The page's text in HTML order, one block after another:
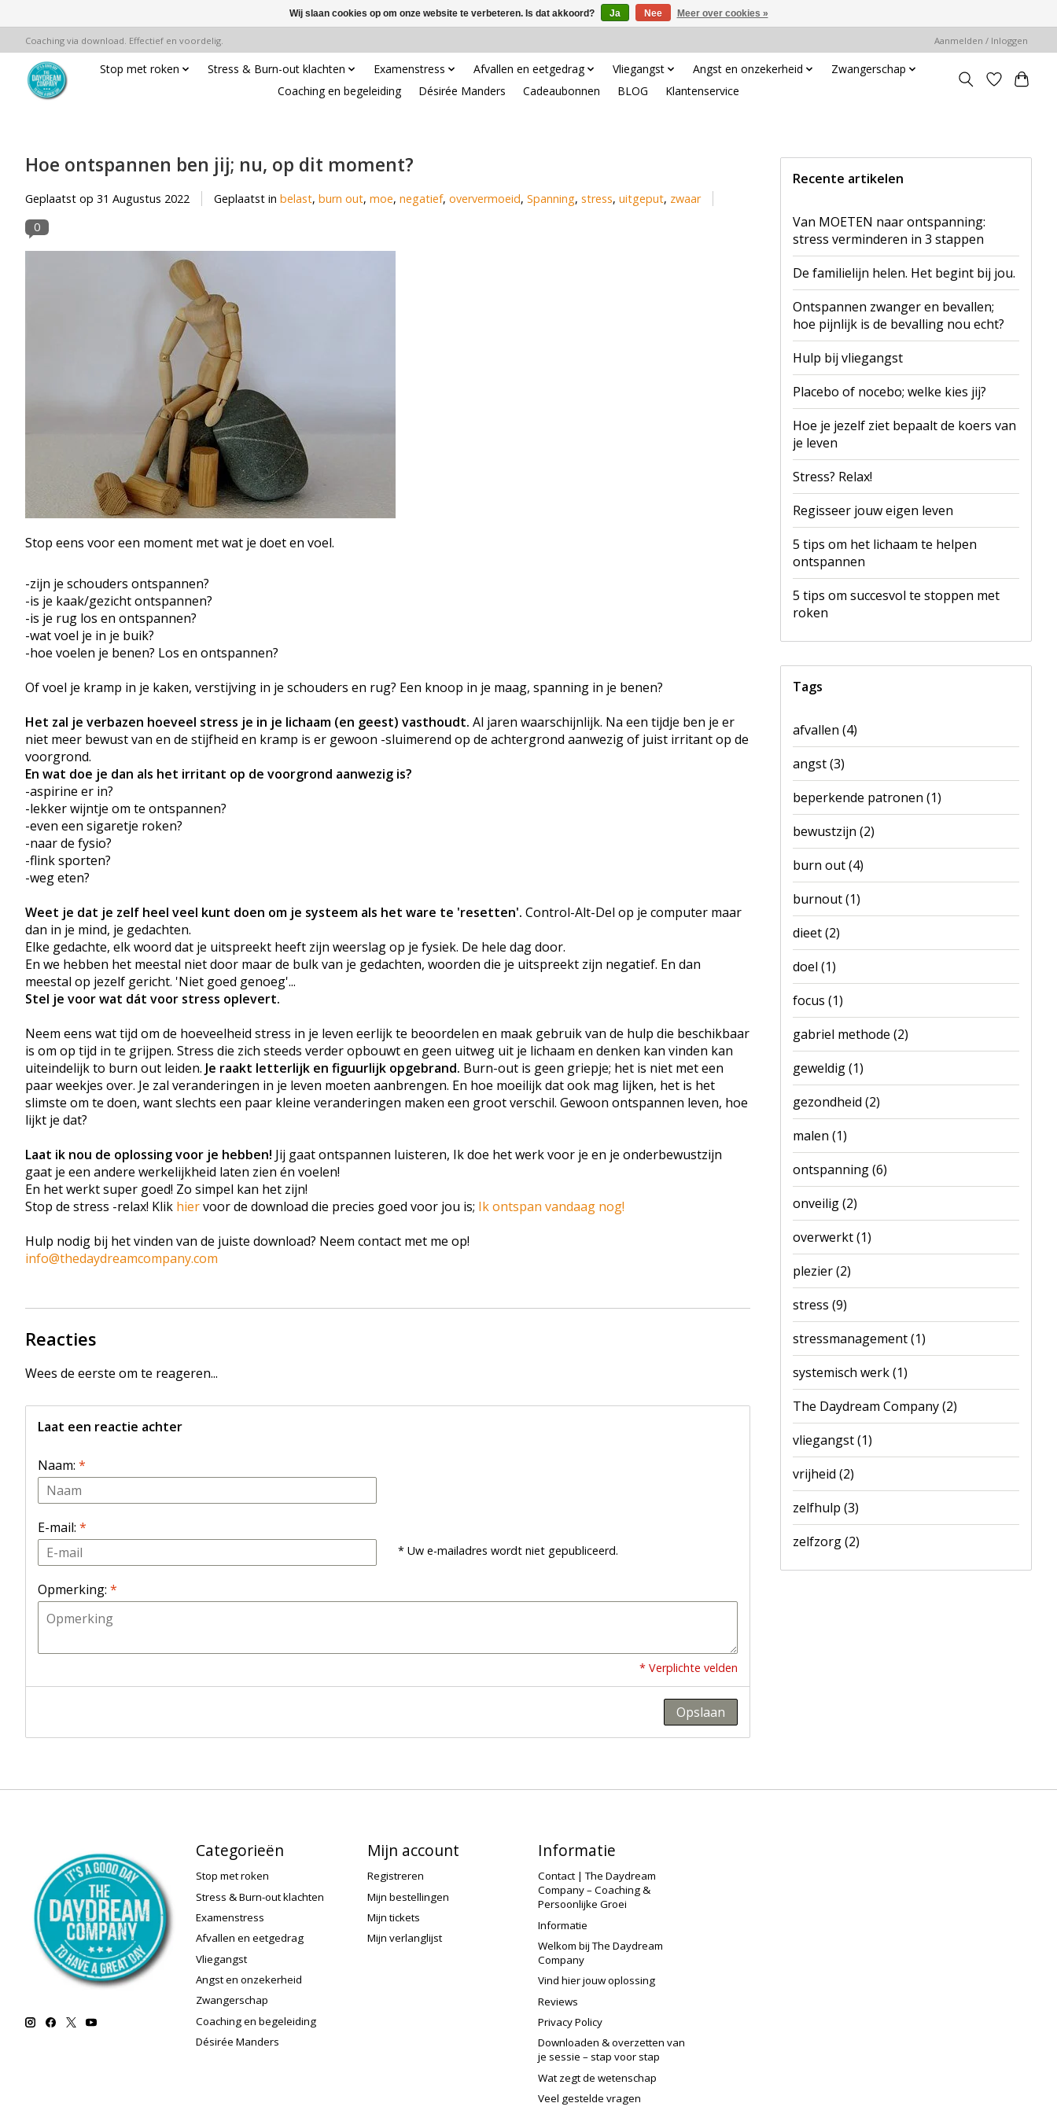
Coaching via download. Effectief en voordelig. Aanmelden / Inloggen
Stop met roken Stress & Burn-out klachten Examenstress Afvallen en eetgedrag Vliegangst Angst en onzekerheid
Zwangerschap
Coaching en begeleiding
Désirée Manders Cadeaubonnen BLOG Klantenservice
Hoe ontspannen ben jij; nu, op dit moment?
Geplaatst op 31 Augustus 2022 Geplaatst in belast, burn out, moe, negatief, oververmoeid, Spanning, stress, uitgeput, zwaar
0
Stop eens voor een moment met wat je doet en voel.
-zijn je schouders ontspannen?
-is je kaak/gezicht ontspannen?
-is je rug los en ontspannen?
-wat voel je in je buik?
-hoe voelen je benen? Los en ontspannen?
Of voel je kramp in je kaken, verstijving in je schouders en rug? Een knoop in je maag, spanning in je benen?
Het zal je verbazen hoeveel stress je in je lichaam (en geest) vasthoudt. Al jaren waarschijnlijk. Na een tijdje ben je er
niet meer bewust van en de stijfheid en kramp is er gewoon -sluimerend op de achtergrond aanwezig of juist irritant op de
voorgrond.
En wat doe je dan als het irritant op de voorgrond aanwezig is?
-aspirine er in?
-lekker wijntje om te ontspannen?
-even een sigaretje roken?
-naar de fysio?
-flink sporten?
-weg eten?
Weet je dat je zelf heel veel kunt doen om je systeem als het ware te 'resetten'. Control-Alt-Del op je computer maar
dan in je mind, je gedachten.
Elke gedachte, elk woord dat je uitspreekt heeft zijn weerslag op je fysiek. De hele dag door.
En we hebben het meestal niet door maar de bulk van je gedachten, woorden die je uitspreekt zijn negatief. En dan
meestal op jezelf gericht. 'Niet goed genoeg'...
Stel je voor wat dát voor stress oplevert.
Neem eens wat tijd om de hoeveelheid stress in je leven eerlijk te beoordelen en maak gebruik van de hulp die beschikbaar
is om op tijd in te grijpen. Stress die zich steeds verder opbouwt en geen uitweg uit je lichaam en denken kan vinden kan
uiteindelijk to burn out leiden. Je raakt letterlijk en figuurlijk opgebrand. Burn-out is geen griepje; het is niet met een
paar weekjes over. Je zal veranderingen in je leven moeten aanbrengen. En hoe moeilijk dat ook mag lijken, het is het
slimste om te doen, want slechts een paar kleine veranderingen maken een groot verschil. Gewoon ontspannen leven, hoe
lijkt je dat?
Laat ik nou de oplossing voor je hebben! Jij gaat ontspannen luisteren, Ik doe het werk voor je en je onderbewustzijn
gaat je een andere werkelijkheid laten zien én voelen!
En het werkt super goed! Zo simpel kan het zijn!
Stop de stress -relax! Klik hiervoor de download die precies goed voor jou is; Ik ontspan vandaag nog!
Hulp nodig bij het vinden van de juiste download? Neem contact met me op!
info@thedaydreamcompany.com
Reacties
Wees de eerste om te reageren...
Laat een reactie achter
Naam: *
E-mail: *
* Uw e-mailadres wordt niet gepubliceerd.
Opmerking: *
* Verplichte velden
Opslaan
Recente artikelen
Van MOETEN naar ontspanning:
stress verminderen in 3 stappen
De familielijn helen. Het begint bij jou.
Ontspannen zwanger en bevallen;
hoe pijnlijk is de bevalling nou echt?
Hulp bij vliegangst
Placebo of nocebo; welke kies jij?
Hoe je jezelf ziet bepaalt de koers van
je leven
Stress? Relax!
Regisseer jouw eigen leven
5 tips om het lichaam te helpen
ontspannen
5 tips om succesvol te stoppen met
roken
Tags
afvallen (4)
angst(3)
beperkende patronen (1)
bewustzijn (2)
burn out(4)
burnout(1)
dieet(2)
doel (1)
focus (1)
gabriel methode (2)
geweldig(1)
gezondheid (2)
malen (1)
ontspanning(6)
onveilig(2)
overwerkt(1)
plezier(2)
stress (9)
stressmanagement(1)
systemisch werk(1)
The Daydream Company(2)
vliegangst(1)
vrijheid (2)
zelfhulp (3)
zelfzorg(2)
Categorieën
Stop met roken
Stress & Burn-out klachten
Examenstress
Afvallen en eetgedrag
Vliegangst
Angst en onzekerheid
Zwangerschap
Coaching en begeleiding
Désirée Manders
Mijn account
Registreren
Mijn bestellingen
Mijn tickets
Mijn verlanglijst
Informatie
Contact | The Daydream
Company – Coaching &
Persoonlijke Groei
Informatie
Welkom bij The Daydream
Company
Vind hier jouw oplossing
Reviews
Privacy Policy
Downloaden & overzetten van
je sessie – stap voor stap
Wat zegt de wetenschap
Veel gestelde vragen
Wij slaan cookies op om onze website te verbeteren. Is dat akkoord? Ja Nee Meer over cookies »